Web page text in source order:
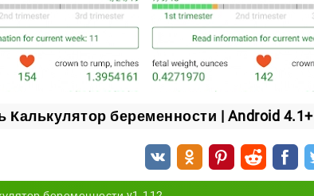
Калькулятор беременности | Android 4.1+